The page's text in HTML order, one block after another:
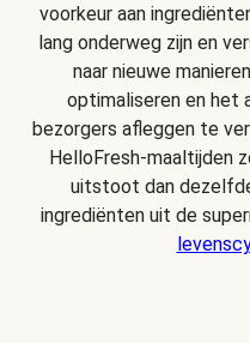
voorkeur aan
lang onderweg zijn en
naar nieuwe
optimaliseren en het
bezorgers afleggen te
HelloFresh-maaltijden
uitstoot dan
ingrediënten uit de